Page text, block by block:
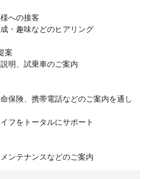
への接客
・趣味などのヒアリング
案
明、試乗車のご案内
保険、携帯電話などのご案内を通し
フをトータルにサポート
ンテナンスなどのご案内